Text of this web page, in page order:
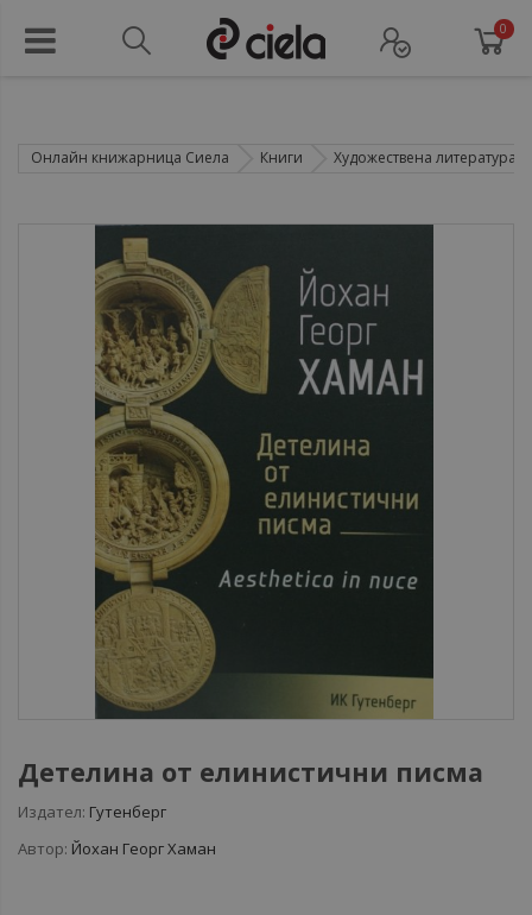
0
Онлайн книжарница Сиела Книги Художествена литература
Детелина от елинистични писма
Издател: Гутенберг
Автор: Йохан Георг Хаман